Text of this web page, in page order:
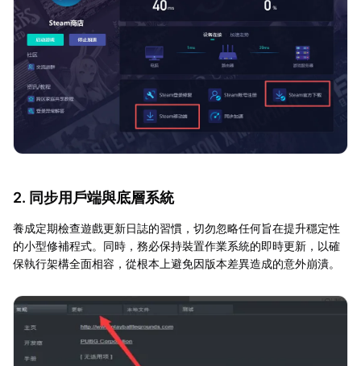
2. 同步用戶端與底層系統
養成定期檢查遊戲更新日誌的習慣，切勿忽略任何旨在提升穩定性
的小型修補程式。同時，務必保持裝置作業系統的即時更新，以確
保執行架構全面相容，從根本上避免因版本差異造成的意外崩潰。